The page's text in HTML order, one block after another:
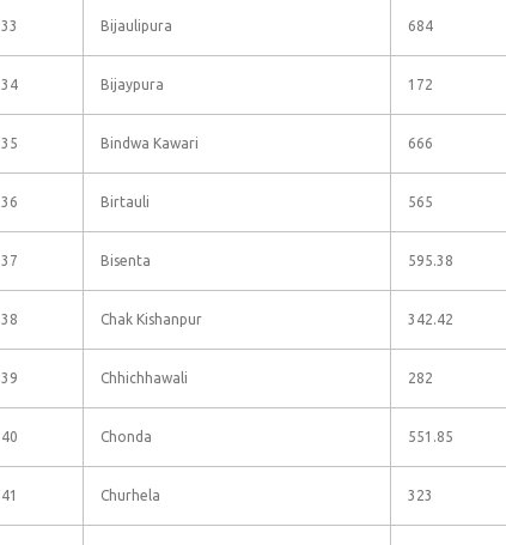
33 Bijaulipura 684
34 Bijaypura 172
35 Bindwa Kawari 666
36 Birtauli 565
37 Bisenta 595.38
38 Chak Kishanpur 342.42
39 Chhichhawali 282
40 Chonda 551.85
41 Churhela 323